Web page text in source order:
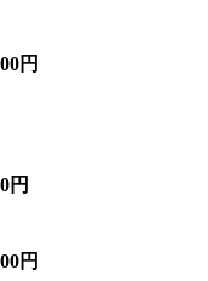
円
円
円